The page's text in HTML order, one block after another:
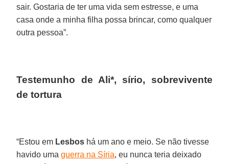
sair. Gostaria de ter uma vida sem estresse, e uma
casa onde a minha filha possa brincar, como qualquer
outra pessoa”.
Testemunho de Ali*, sírio, sobrevivente
de tortura
“Estou em Lesbos há um ano e meio. Se não tivesse
havido umaguerra na Síria, eu nunca teria deixado